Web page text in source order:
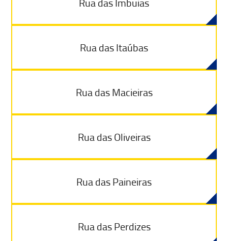
Rua das Itaúbas
Rua das Macieiras
Rua das Oliveiras
Rua das Paineiras
Rua das Perdizes